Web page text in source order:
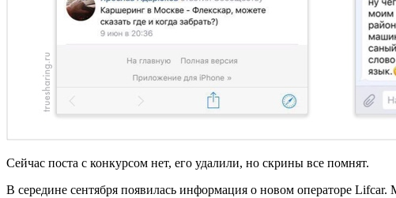
Сейчас поста с конкурсом нет, его удалили, но скрины все помнят.
В середине сентября появилась информация о новом операторе Lifcar.